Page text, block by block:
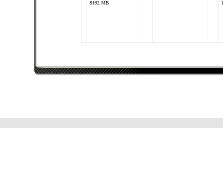
8192 MB
Superclocked+ ACX
2.0+